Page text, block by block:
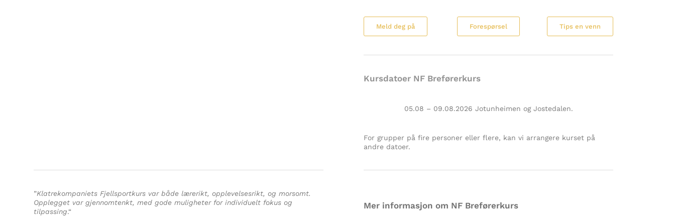
Meld deg på Forespørsel Tips en venn
Kursdatoer NF Breførerkurs
05.08 – 09.08.2026 Jotunheimen og Jostedalen.
For grupper på fire personer eller flere, kan vi arrangere kurset på
andre datoer.
”Klatrekompaniets Fjellsportkurs var både lærerikt, opplevelsesrikt, og morsomt.
Opplegget var gjennomtenkt, med gode muligheter for individuelt fokus og
tilpassing.“
Mer informasjon om NF Breførerkurs